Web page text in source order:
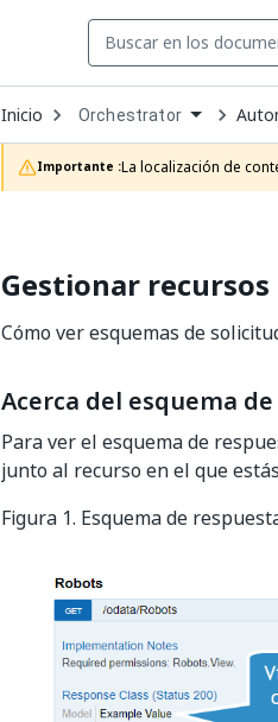
Inicio Open
Dropdown
to
choose
product
Orchestrator
Importante :La localización de
Gestionar
Cómo ver esquemas de
Acerca del esquema
Para ver el esquema de
junto al recurso en el que
Figura 1. Esquema de